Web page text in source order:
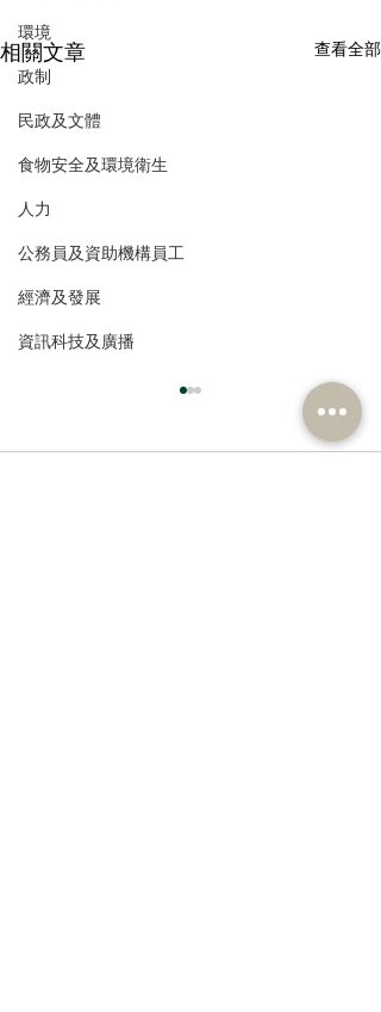
環境
政制
民政及文體
食物安全及環境衛生
人力
公務員及資助機構員工
經濟及發展
資訊科技及廣播
相關文章 查看全部